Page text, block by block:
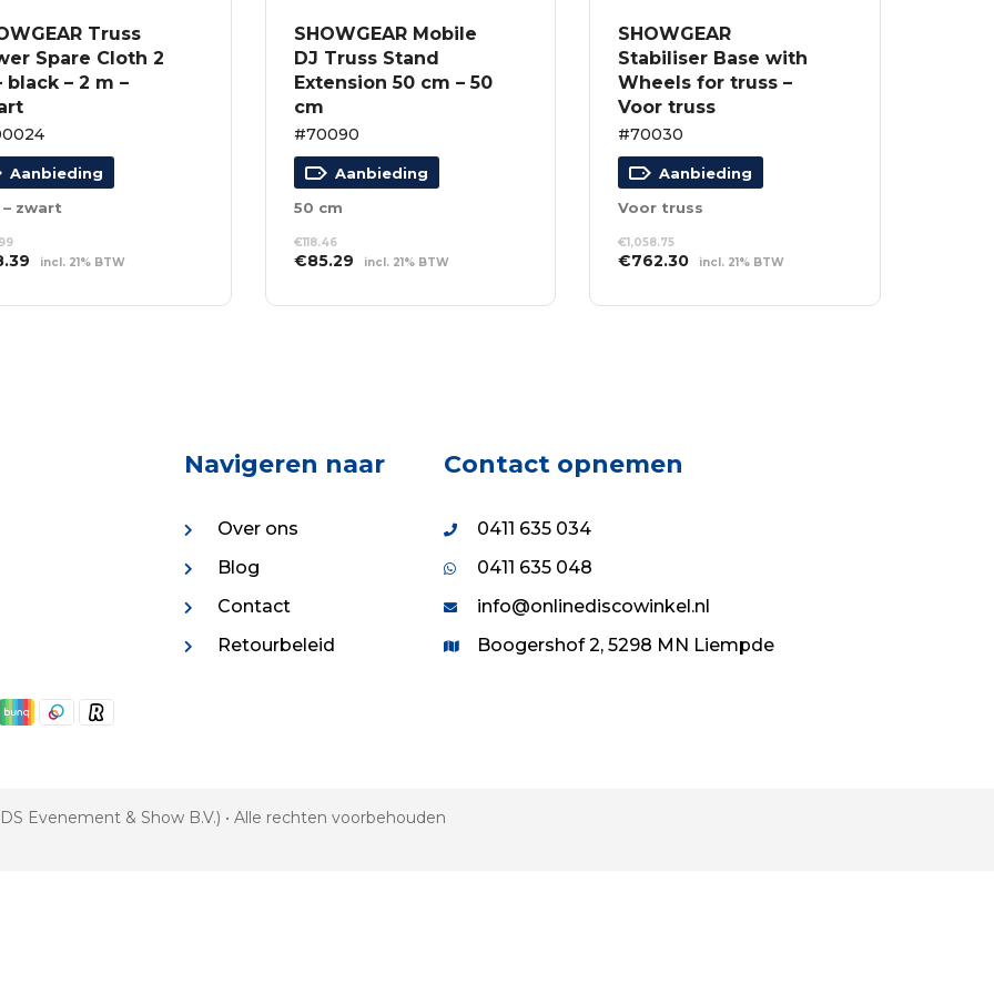
Truss
Spare Cloth 2
black – 2 m –
Aanbieding
– zwart
Huidige
is:
incl. 21% BTW
SHOWGEAR Mobile
DJ Truss Stand
Extension 50 cm – 50
cm
#70090
Aanbieding
50 cm
€118.46
Oorspronkelijke
was:
€85.29Huidige
is:
incl. 21% BTW
WINKELWAGEN
SHOWGEAR
Stabiliser Base with
Wheels for truss –
Voor truss
#70030
Aanbieding
Voor truss
€1,058.75
Oorspronkelijke
was:
€762.30Huidige
is:
incl. 21% BTW
WINKELWAGEN
Navigeren naar
Over ons
Blog
Contact
Retourbeleid
Contact opnemen
0411 635 034
0411 635 048
info@onlinediscowinkel.nl
Boogershof 2, 5298 MN Liempde
Evenement & Show B.V.) • Alle rechten voorbehouden